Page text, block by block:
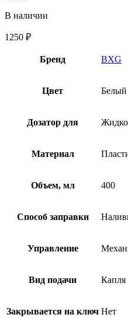
В наличии
1250 ₽
Бренд BXG
Цвет Белый
Дозатор для
Материал
Объем, мл 400
Способ заправки
Управление
Вид подачи Капля
Закрывается на ключ Нет